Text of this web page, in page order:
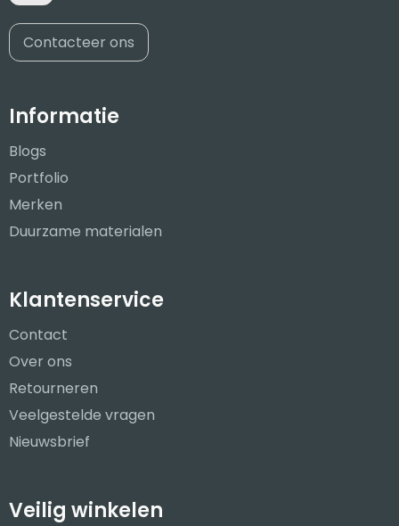
Contacteer ons
Informatie
Blogs
Portfolio
Merken
Duurzame materialen
Klantenservice
Contact
Over ons
Retourneren
Veelgestelde vragen
Nieuwsbrief
Veilig winkelen